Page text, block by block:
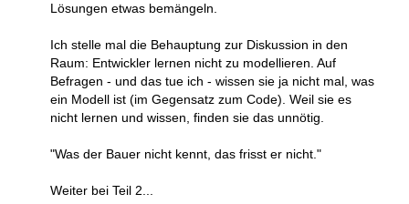
Lösungen etwas bemängeln.
Ich stelle mal die Behauptung zur Diskussion in den
Raum: Entwickler lernen nicht zu modellieren. Auf
Befragen - und das tue ich - wissen sie ja nicht mal, was
ein Modell ist (im Gegensatz zum Code). Weil sie es
nicht lernen und wissen, finden sie das unnötig.
"Was der Bauer nicht kennt, das frisst er nicht."
Weiter bei Teil 2...